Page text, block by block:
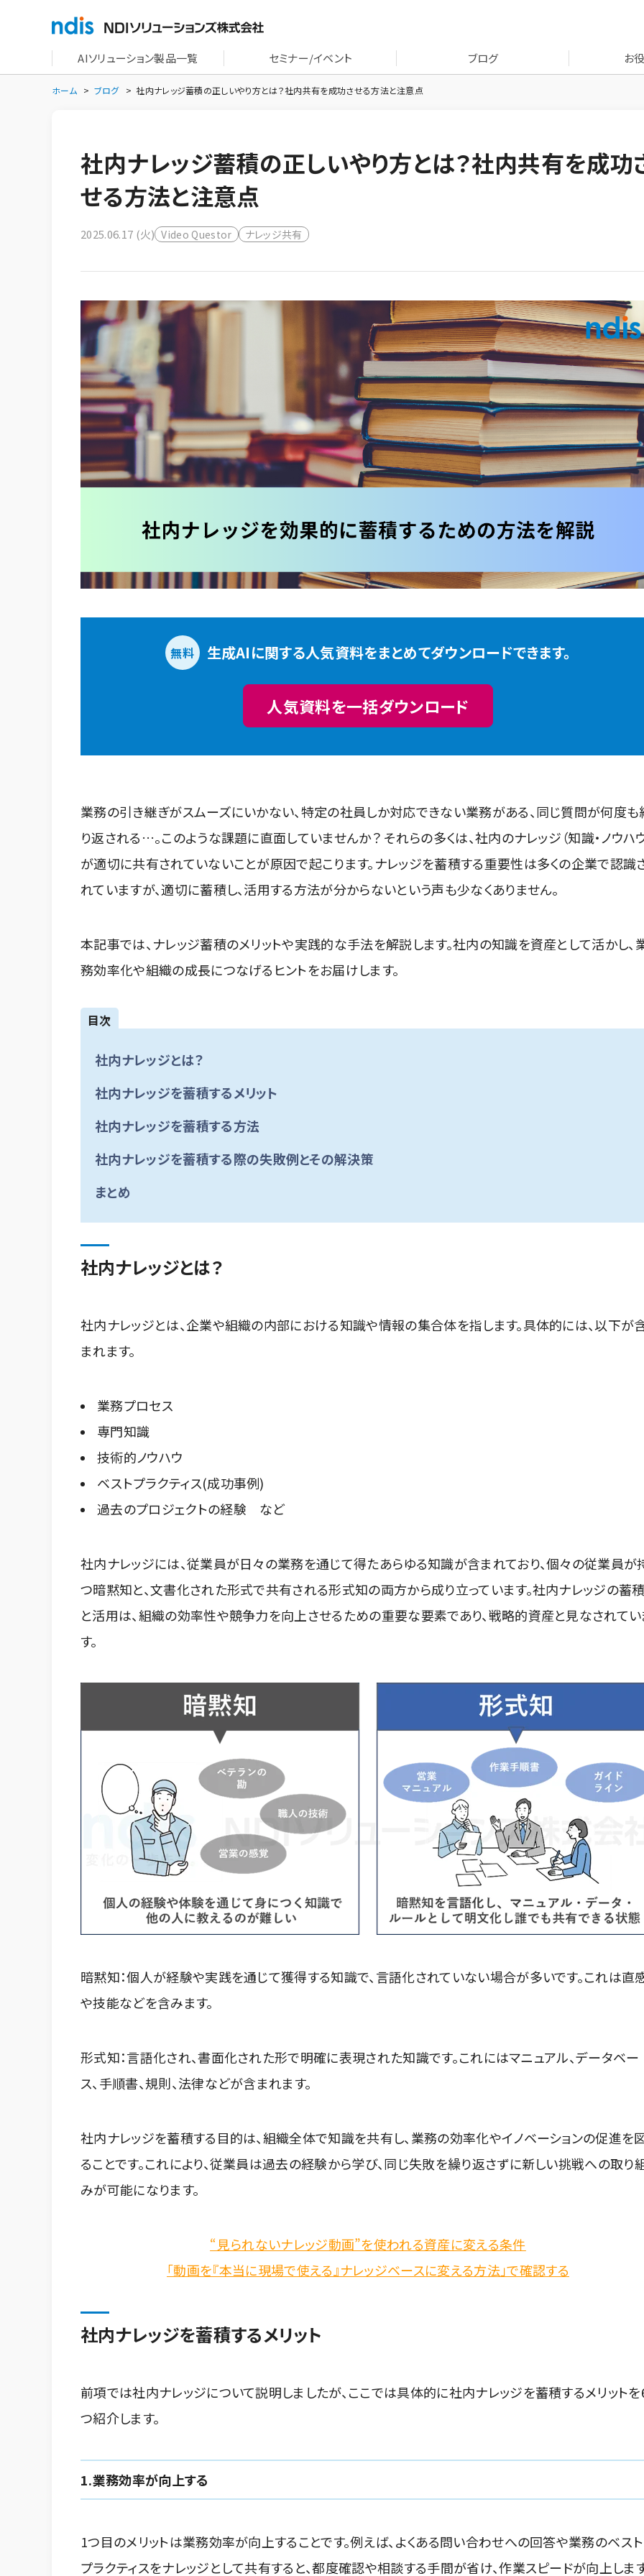
AIソリューション製品一覧 セミナー/イベント ブログ お
ホーム ブログ 社内ナレッジ蓄積の正しいやり方とは？社内共有を成功させる方法と注意点
社内ナレッジ蓄積の正しいやり方とは？社内共有を成功
せる方法と注意点
2025.06.17 (火) Video Questor ナレッジ共有
無料 生成AIに関する人気資料をまとめてダウンロードできます。
人気資料を一括ダウンロード
業務の引き継ぎがスムーズにいかない、特定の社員しか対応できない業務がある、同じ質問が何度も
り返される…。このような課題に直面していませんか？ それらの多くは、社内のナレッジ（知識・ノウハ
が適切に共有されていないことが原因で起こります。ナレッジを蓄積する重要性は多くの企業で認識
れていますが、適切に蓄積し、活用する方法が分からないという声も少なくありません。
本記事では、ナレッジ蓄積のメリットや実践的な手法を解説します。社内の知識を資産として活かし、
務効率化や組織の成長につなげるヒントをお届けします。
目次
社内ナレッジとは？
社内ナレッジを蓄積するメリット
社内ナレッジを蓄積する方法
社内ナレッジを蓄積する際の失敗例とその解決策
まとめ
社内ナレッジとは？
社内ナレッジとは、企業や組織の内部における知識や情報の集合体を指します。具体的には、以下が
まれます。
業務プロセス
専門知識
技術的ノウハウ
ベストプラクティス(成功事例)
過去のプロジェクトの経験 など
社内ナレッジには、従業員が日々の業務を通じて得たあらゆる知識が含まれており、個々の従業員が
つ暗黙知と、文書化された形式で共有される形式知の両方から成り立っています。社内ナレッジの蓄
と活用は、組織の効率性や競争力を向上させるための重要な要素であり、戦略的資産と見なされて
す。
暗黙知：個人が経験や実践を通じて獲得する知識で、言語化されていない場合が多いです。これは直
や技能などを含みます。
形式知：言語化され、書面化された形で明確に表現された知識です。これにはマニュアル、データベー
ス、手順書、規則、法律などが含まれます。
社内ナレッジを蓄積する目的は、組織全体で知識を共有し、業務の効率化やイノベーションの促進を
ることです。これにより、従業員は過去の経験から学び、同じ失敗を繰り返さずに新しい挑戦への取り
みが可能になります。
“見られないナレッジ動画”を使われる資産に変える条件
「動画を『本当に現場で使える』ナレッジベースに変える方法」で確認する
社内ナレッジを蓄積するメリット
前項では社内ナレッジについて説明しましたが、ここでは具体的に社内ナレッジを蓄積するメリット
つ紹介します。
1.業務効率が向上する
1つ目のメリットは業務効率が向上することです。例えば、よくある問い合わせへの回答や業務のベスト
プラクティスをナレッジとして共有すると、都度確認や相談する手間が省け、作業スピードが向上しま